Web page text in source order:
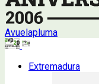
Avuelapluma
Extremadura